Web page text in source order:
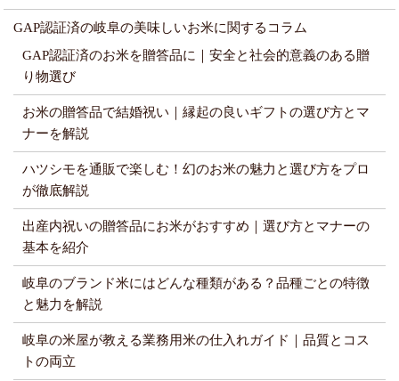
GAP認証済の岐阜の美味しいお米に関するコラム
GAP認証済のお米を贈答品に｜安全と社会的意義のある贈
り物選び
お米の贈答品で結婚祝い｜縁起の良いギフトの選び方とマ
ナーを解説
ハツシモを通販で楽しむ！幻のお米の魅力と選び方をプロ
が徹底解説
出産内祝いの贈答品にお米がおすすめ｜選び方とマナーの
基本を紹介
岐阜のブランド米にはどんな種類がある？品種ごとの特徴
と魅力を解説
岐阜の米屋が教える業務用米の仕入れガイド｜品質とコス
トの両立